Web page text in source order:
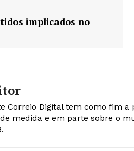
implicados no
Correio Digital tem como fim
medida e em parte sobre o